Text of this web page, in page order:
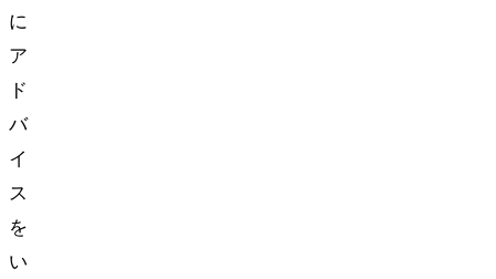
に
ア
ド
バ
イ
ス
を
い